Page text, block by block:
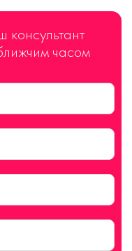
консультант
часом